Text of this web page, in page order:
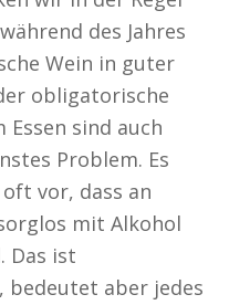
des Jahres
Wein in guter
obligatorische
Essen sind auch
Problem. Es
vor, dass an
mit Alkohol
Das ist
bedeutet aber jedes